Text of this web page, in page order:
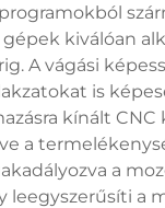
kiválóan
A vágási
is
kínált
a
a
leegyszerűsíti a